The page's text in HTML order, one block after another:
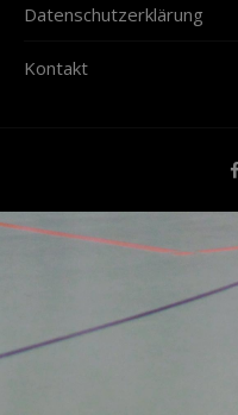
Datenschutzerklärung
Kontakt